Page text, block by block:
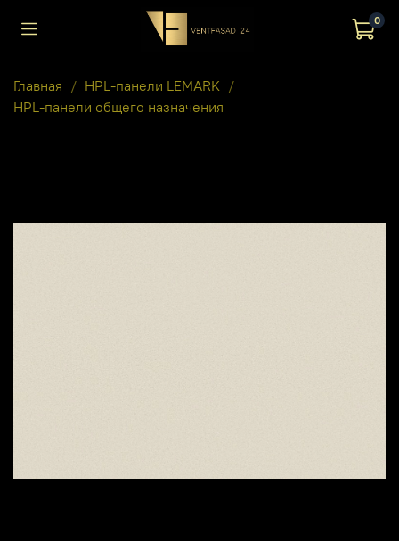
0
Главная
HPL-панели LEMARK
HPL-панели общего назначения